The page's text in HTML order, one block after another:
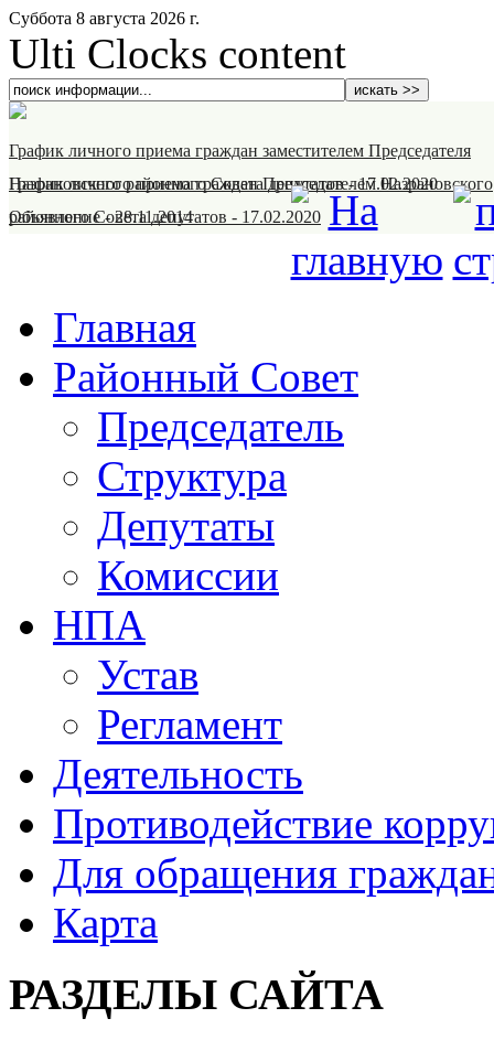
Суббота 8 августа 2026 г.
Ulti Clocks content
График личного приема граждан заместителем Председателя
Назрановского районного Совета депутатов-17.02.2020
График личного приема граждан Председателем Назрановского
районного Совета депутатов - 17.02.2020
Объявление-28.11.2014
Главная
Районный Совет
Председатель
Структура
Депутаты
Комиссии
НПА
Устав
Регламент
Деятельность
Противодействие
Для обращения
Карта
РАЗДЕЛЫ САЙТА